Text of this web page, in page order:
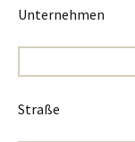
Unternehmen
Straße